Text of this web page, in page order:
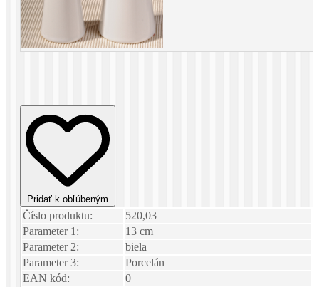
Pridať k obľúbeným
Číslo produktu:
520,03
Parameter 1:
13 cm
Parameter 2:
biela
Parameter 3:
Porcelán
EAN kód:
0